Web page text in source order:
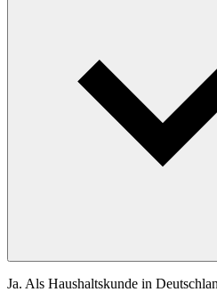
Ja. Als Haushaltskunde in